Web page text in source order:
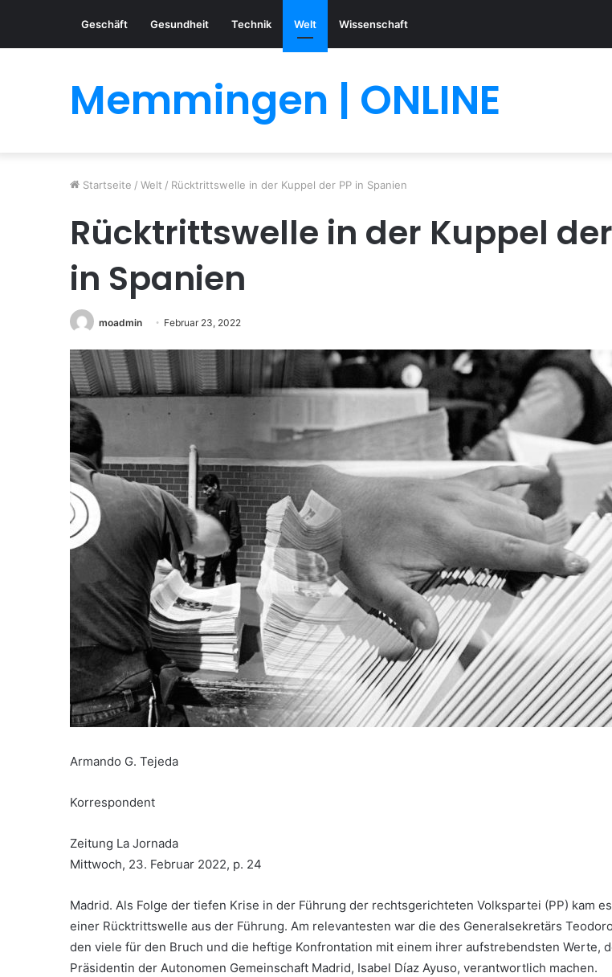
Geschäft Gesundheit Technik Welt Wissenschaft
Memmingen | ONLINE
Startseite / Welt / Rücktrittswelle in der Kuppel der PP in Spanien
Rücktrittswelle in der Kuppel der
in Spanien
moadmin Februar 23, 2022
Armando G. Tejeda
Korrespondent
Zeitung La Jornada
Mittwoch, 23. Februar 2022, p. 24
Madrid. Als Folge der tiefen Krise in der Führung der rechtsgerichteten Volkspartei (PP) kam
einer Rücktrittswelle aus der Führung. Am relevantesten war die des Generalsekretärs
den viele für den Bruch und die heftige Konfrontation mit einem ihrer aufstrebendsten Werte,
Präsidentin der Autonomen Gemeinschaft Madrid, Isabel Díaz Ayuso, verantwortlich machen.